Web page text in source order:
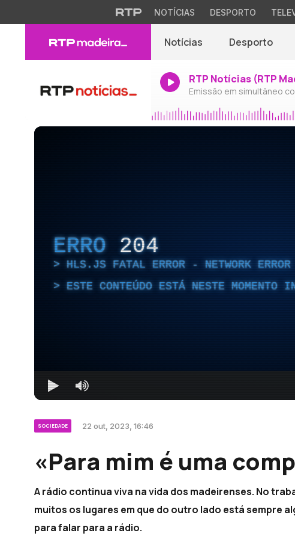
NOTÍCIAS DESPORTO
Notícias Desporto
RTP Notícias (RTP
Emissão em simultâneo
ERRO 204
HLS.JS FATAL ERROR - NETWORK ERROR
ESTE CONTEÚDO ESTÁ NESTE MOMENTO
SOCIEDADE 22 out, 2023, 16:46
«Para mim é uma
A rádio continua viva na vida dos madeirenses. No
muitos os lugares em que do outro lado está sempre
para falar para a rádio.